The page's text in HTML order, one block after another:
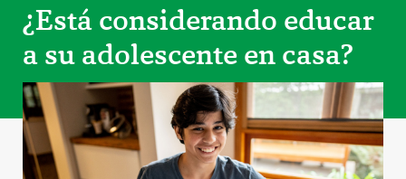
¿Está considerando educar
a su adolescente en casa?